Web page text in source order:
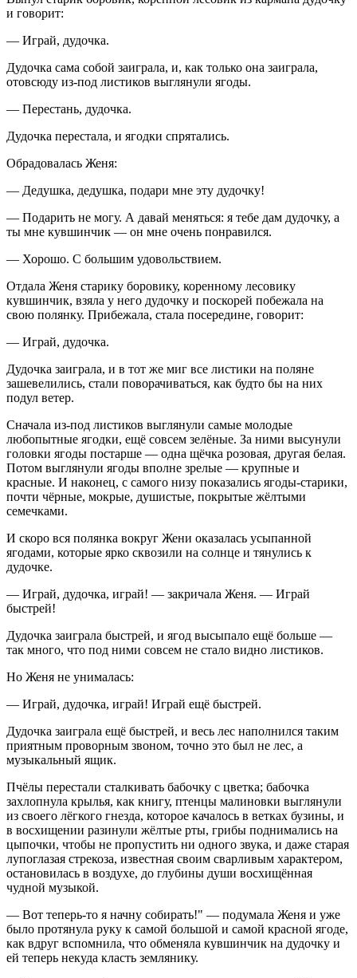
и говорит:
— Играй, дудочка.
Дудочка сама собой заиграла, и, как только она заиграла,
отовсюду из-под листиков выглянули ягоды.
— Перестань, дудочка.
Дудочка перестала, и ягодки спрятались.
Обрадовалась Женя:
— Дедушка, дедушка, подари мне эту дудочку!
— Подарить не могу. А давай меняться: я тебе дам дудочку, а
ты мне кувшинчик — он мне очень понравился.
— Хорошо. С большим удовольствием.
Отдала Женя старику боровику, коренному лесовику
кувшинчик, взяла у него дудочку и поскорей побежала на
свою полянку. Прибежала, стала посередине, говорит:
— Играй, дудочка.
Дудочка заиграла, и в тот же миг все листики на поляне
зашевелились, стали поворачиваться, как будто бы на них
подул ветер.
Сначала из-под листиков выглянули самые молодые
любопытные ягодки, ещё совсем зелёные. За ними высунули
головки ягоды постарше — одна щёчка розовая, другая белая.
Потом выглянули ягоды вполне зрелые — крупные и
красные. И наконец, с самого низу показались ягоды-старики,
почти чёрные, мокрые, душистые, покрытые жёлтыми
семечками.
И скоро вся полянка вокруг Жени оказалась усыпанной
ягодами, которые ярко сквозили на солнце и тянулись к
дудочке.
— Играй, дудочка, играй! — закричала Женя. — Играй
быстрей!
Дудочка заиграла быстрей, и ягод высыпало ещё больше —
так много, что под ними совсем не стало видно листиков.
Но Женя не унималась:
— Играй, дудочка, играй! Играй ещё быстрей.
Дудочка заиграла ещё быстрей, и весь лес наполнился таким
приятным проворным звоном, точно это был не лес, а
музыкальный ящик.
Пчёлы перестали сталкивать бабочку с цветка; бабочка
захлопнула крылья, как книгу, птенцы малиновки выглянули
из своего лёгкого гнезда, которое качалось в ветках бузины, и
в восхищении разинули жёлтые рты, грибы поднимались на
цыпочки, чтобы не пропустить ни одного звука, и даже старая
лупоглазая стрекоза, известная своим сварливым характером,
остановилась в воздухе, до глубины души восхищённая
чудной музыкой.
— Вот теперь-то я начну собирать!" — подумала Женя и уже
было протянула руку к самой большой и самой красной ягоде,
как вдруг вспомнила, что обменяла кувшинчик на дудочку и
ей теперь некуда класть землянику.